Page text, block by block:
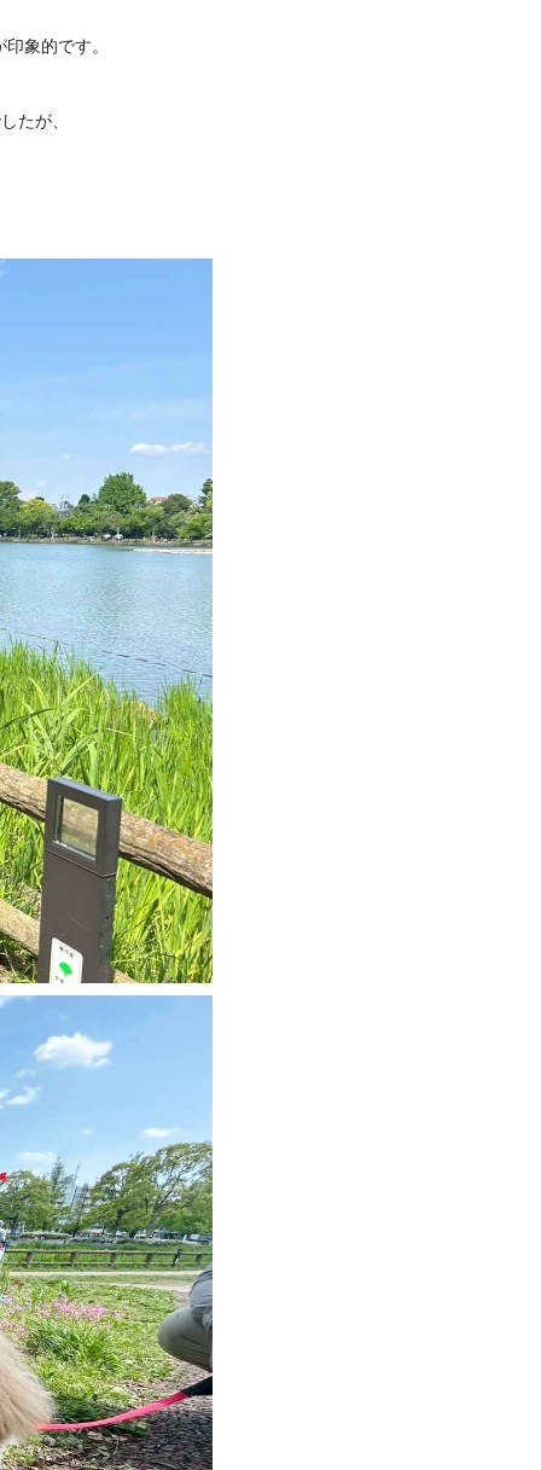
象的です。
たが、